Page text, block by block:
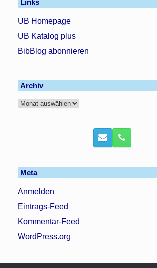
Links
UB Homepage
UB Katalog plus
BibBlog abonnieren
Archiv
Archiv
Meta
Anmelden
Eintrags-Feed
Kommentar-Feed
WordPress.org